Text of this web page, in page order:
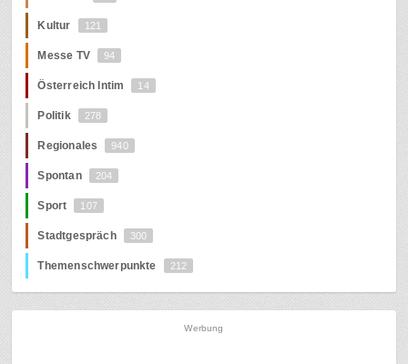
Kultur 121
Messe TV 94
Österreich Intim 14
Politik 278
Regionales 940
Spontan 204
Sport 107
Stadtgespräch 300
Themenschwerpunkte 212
Werbung